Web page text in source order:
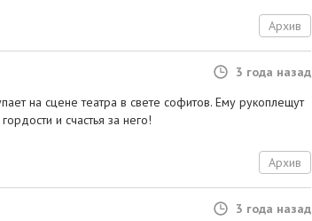
Архив
3 года назад
на сцене театра в свете софитов. Ему рукоплещут
и счастья за него!
Архив
3 года назад